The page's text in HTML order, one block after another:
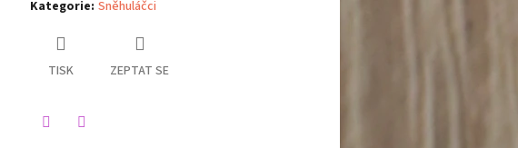
Kategorie: Sněhuláčci
TISK ZEPTAT SE